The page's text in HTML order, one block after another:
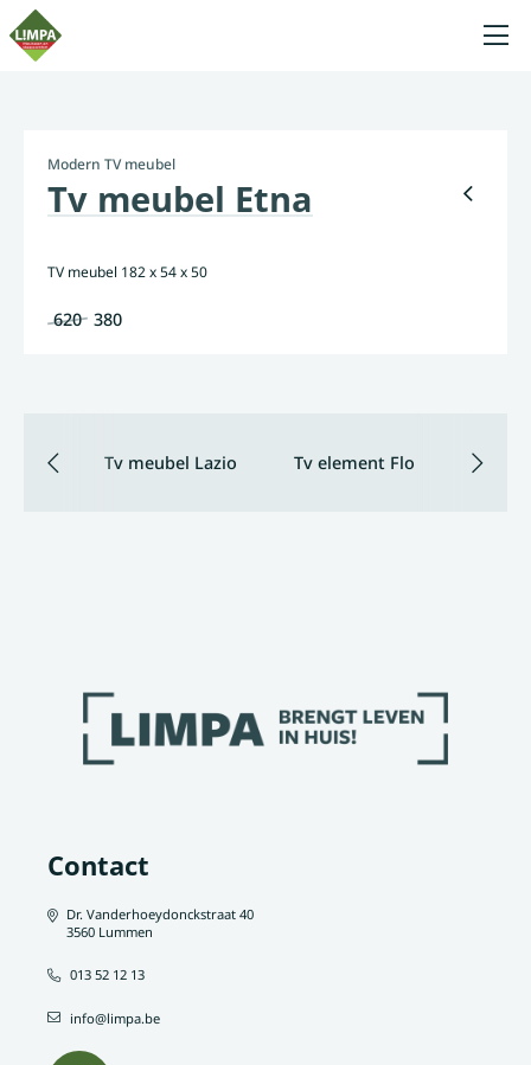
Modern TV meubel
Tv meubel Etna
TV meubel 182 x 54 x 50
620 380
Tv meubel Lazio Tv element Flo
Contact
Dr. Vanderhoeydonckstraat 40
3560 Lummen
013 52 12 13
info@limpa.be